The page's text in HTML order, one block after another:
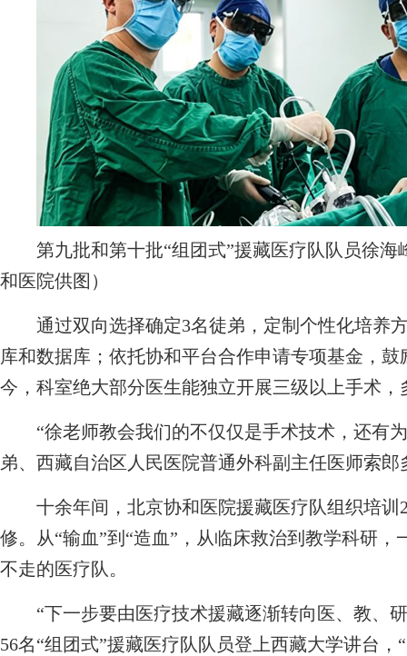
第九批和第十批“组团式”援藏医疗队队员徐海
和医院供图）
通过双向选择确定3名徒弟，定制个性化培养
库和数据库；依托协和平台合作申请专项基金，
今，科室绝大部分医生能独立开展三级以上手术
“徐老师教会我们的不仅仅是手术技术，还有为
弟、西藏自治区人民医院普通外科副主任医师索郎
十余年间，北京协和医院援藏医疗队组织培训
修。从“输血”到“造血”，从临床救治到教学科研
不走的医疗队。
“下一步要由医疗技术援藏逐渐转向医、教、研
56名“组团式”援藏医疗队队员登上西藏大学讲台